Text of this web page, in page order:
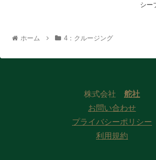
シー
ホーム 4：クルージング
株式会社 舵社
お問い合わせ
プライバシーポリシー
利用規約